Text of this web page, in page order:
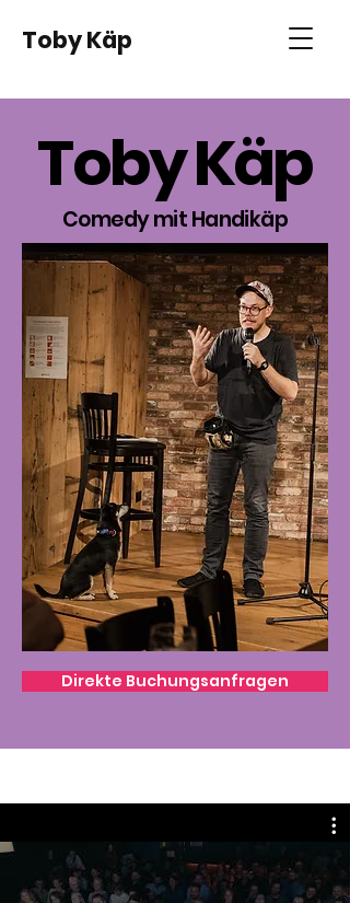
Toby Käp
Toby Käp
Comedy mitHandikäp
Direkte Buchungsanfragen